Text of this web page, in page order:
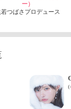
ー）
つばさプロデュース